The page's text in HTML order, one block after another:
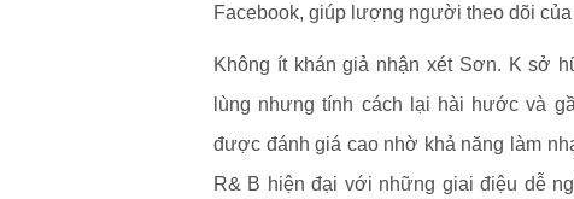
Facebook, giúp lượng người theo dõi
Không ít khán giả nhận xét Sơn. K sở
lùng nhưng tính cách lại hài hước và
được đánh giá cao nhờ khả năng làm
R& B hiện đại với những giai điệu dễ